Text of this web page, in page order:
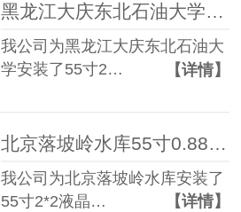
黑龙江大庆东北石油大学55寸0.88mm 2*3液晶拼接屏+P3.75单红条屏
我公司为黑龙江大庆东北石油大
学安装了55寸2…
【详情】
北京落坡岭水库55寸0.88mm 2*2液晶拼接屏
我公司为北京落坡岭水库安装了
55寸2*2液晶…
【详情】